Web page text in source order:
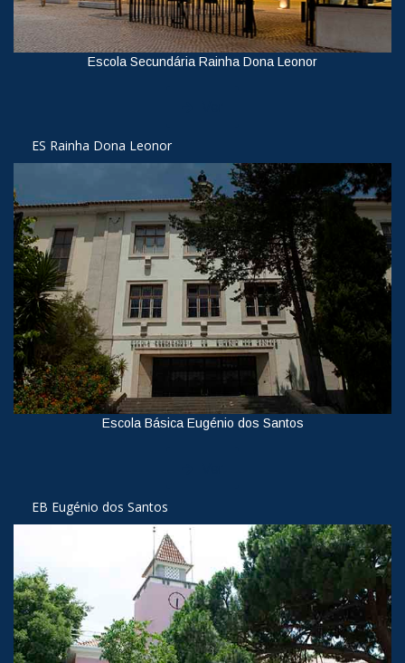
Escola Secundária Rainha Dona Leonor
ES Rainha Dona Leonor
Escola Básica Eugénio dos Santos
EB Eugénio dos Santos